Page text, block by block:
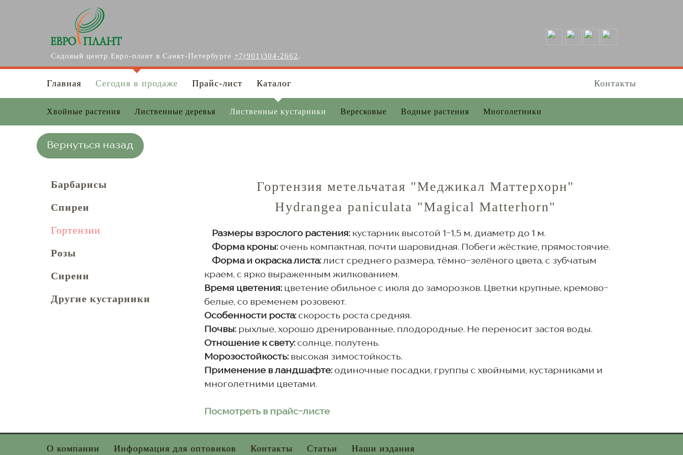
Садовый центр Евро-плант в Санкт-Петербурге +7(901)304-2662.
Главная Сегодня в продаже Прайс-лист Каталог Контакты
Хвойные растения Лиственные деревья Лиственные кустарники Вересковые Водные растения Многолетники
Вернуться назад
Барбарисы
Спиреи
Гортензии
Розы
Сирени
Другие кустарники
Гортензия метельчатая "Меджикал Маттерхорн"
Hydrangea paniculata "Magical Matterhorn"
Размеры взрослого растения: кустарник высотой 1-1,5 м, диаметр до 1 м.
Форма кроны: очень компактная, почти шаровидная. Побеги жёсткие, прямостоячие.
Форма и окраска листа:лист среднего размера, тёмно-зелёного цвета, с зубчатым
краем, с ярко выраженным жилкованием.
Время цветения: цветение обильное с июля до заморозков. Цветки крупные, кремово-
белые, со временем розовеют.
Особенности роста: скорость роста средняя.
Почвы: рыхлые, хорошо дренированные, плодородные. Не переносит застоя воды.
Отношение к свету: солнце, полутень.
Морозостойкость: высокая зимостойкость.
Применение в ландшафте: одиночные посадки, группы с хвойными, кустарниками и
многолетними цветами.
Посмотреть в прайс-листе
О компании Информация для оптовиков Контакты Статьи Наши издания